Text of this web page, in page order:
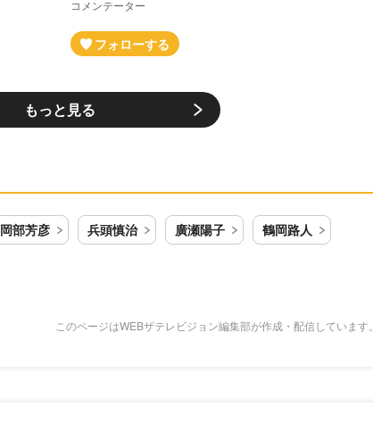
コメンテーター
もっと見る
岡部芳彦 兵頭慎治 廣瀬陽子 鶴岡路人
このページはWEBザテレビジョン編集部が作成・配信しています。